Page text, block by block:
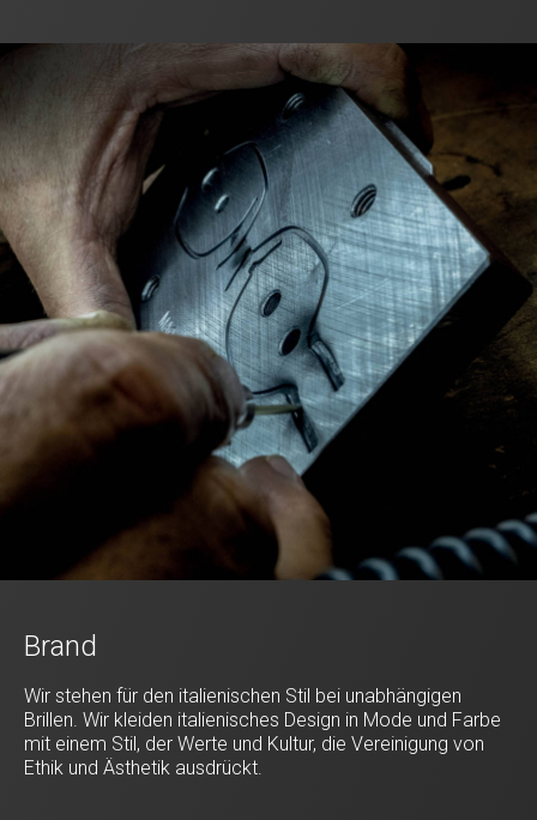
Brand
Wir stehen für den italienischen Stil bei unabhängigen
Brillen. Wir kleiden italienisches Design in Mode und Farbe
mit einem Stil, der Werte und Kultur, die Vereinigung von
Ethik und Ästhetik ausdrückt.